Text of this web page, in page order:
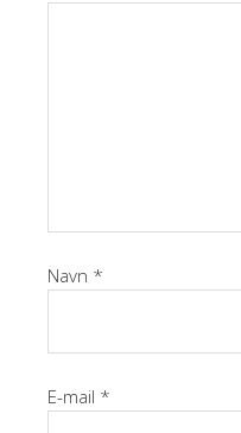
Navn *
E-mail *